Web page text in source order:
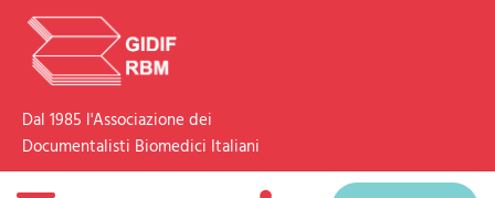
Dal 1985 l'Associazione dei
Documentalisti Biomedici Italiani